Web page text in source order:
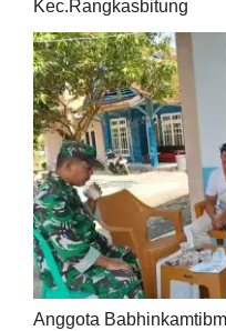
Kec.Rangkasbitung
Anggota